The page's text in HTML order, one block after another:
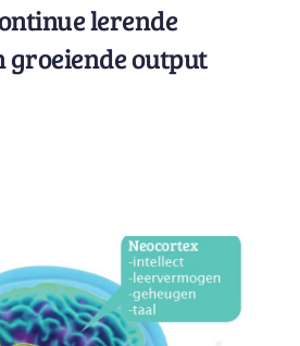
lerende
groeiende output